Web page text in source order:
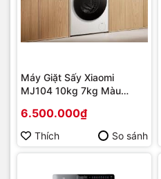
Máy Giặt Sấy Xiaomi
MJ104 10kg 7kg Màu
6.500.000₫
Thích So sánh